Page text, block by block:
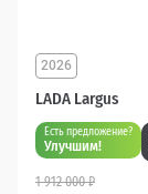
LADA Largus
2026
Есть предложение?
Улучшим!
1 912 000 ₽